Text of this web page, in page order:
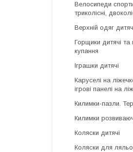
Велосипеди
триколісні,
Верхній одяг
Горщики дитячі та
купання
Іграшки дитячі
Каруселі на
ігрові панелі на
Килимки-пазли.
Килимки
Коляски дитячі
Коляски для